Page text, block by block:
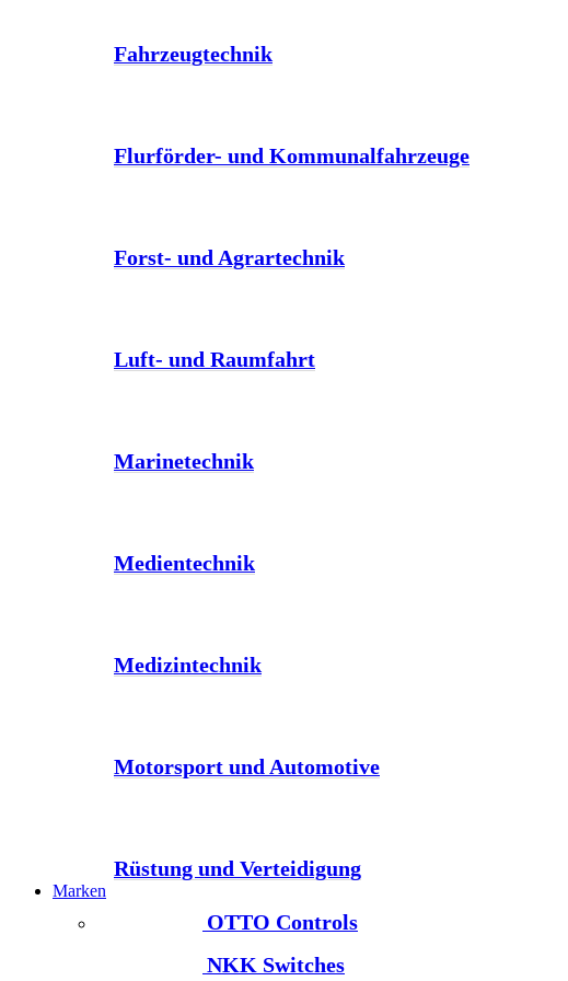
Fahrzeugtechnik
Flurförder- und Kommunalfahrzeuge
Forst- und Agrartechnik
Luft- und Raumfahrt
Marinetechnik
Medientechnik
Medizintechnik
Motorsport und Automotive
Rüstung und Verteidigung
Marken
OTTO Controls
NKK Switches